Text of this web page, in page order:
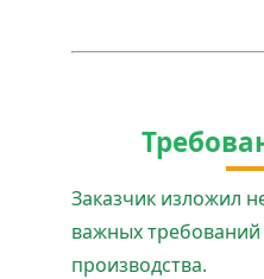
Заказчик изложил
важных
производства.